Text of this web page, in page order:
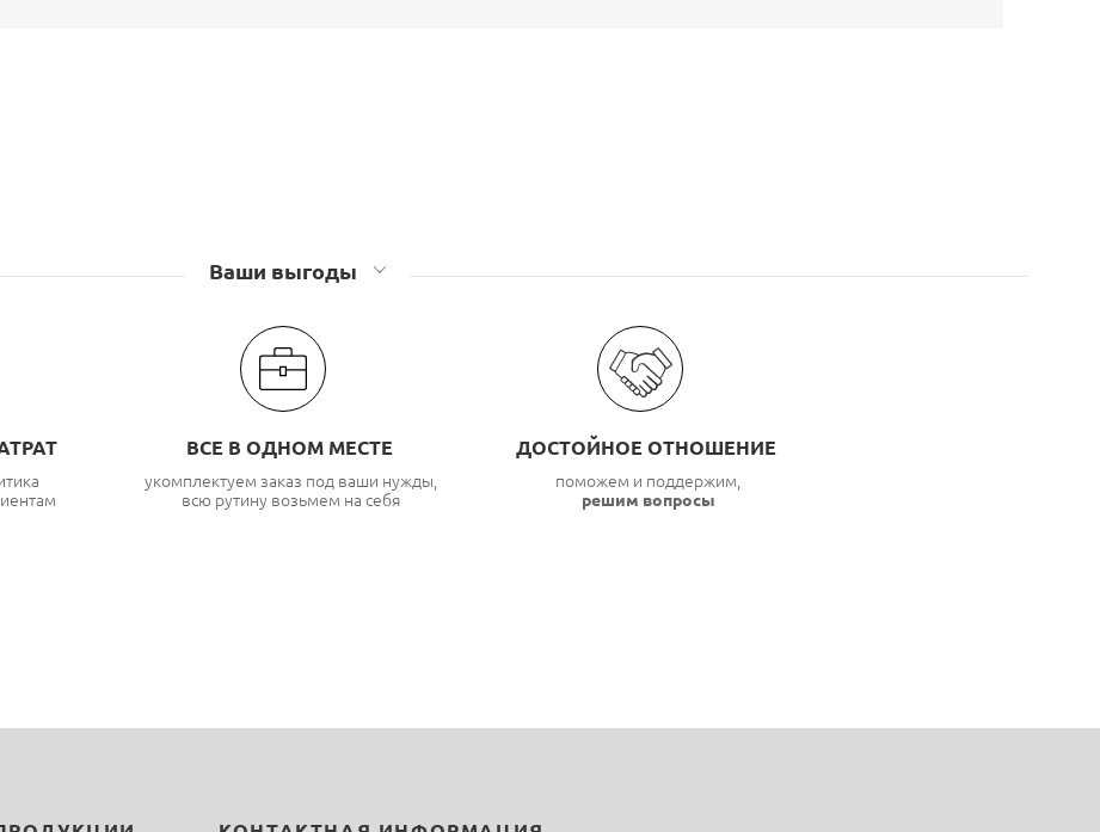
Ваши выгоды
ВСЕ В ОДНОМ МЕСТЕ
укомплектуем заказ под ваши нужды,
всю рутину возьмем на себя
ДОСТОЙНОЕ ОТНОШЕНИЕ
поможем и поддержим,
решим вопросы